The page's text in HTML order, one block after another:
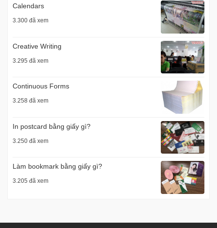
Calendars
3.300 đã xem
Creative Writing
3.295 đã xem
Continuous Forms
3.258 đã xem
In postcard bằng giấy gì?
3.250 đã xem
Làm bookmark bằng giấy gì?
3.205 đã xem